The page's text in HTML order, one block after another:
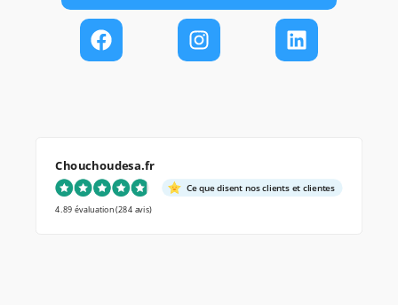
Chouchoudesa.fr
Ce que disent nos clients et clientes
4.89 évaluation(284 avis)